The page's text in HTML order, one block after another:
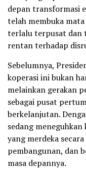
depan transformasi
telah membuka
terlalu terpusat dan
rentan terhadap
Sebelumnya,
koperasi ini bukan
melainkan gerakan
sebagai pusat
berkelanjutan.
sedang
yang merdeka
pembangunan, dan
masa depannya.